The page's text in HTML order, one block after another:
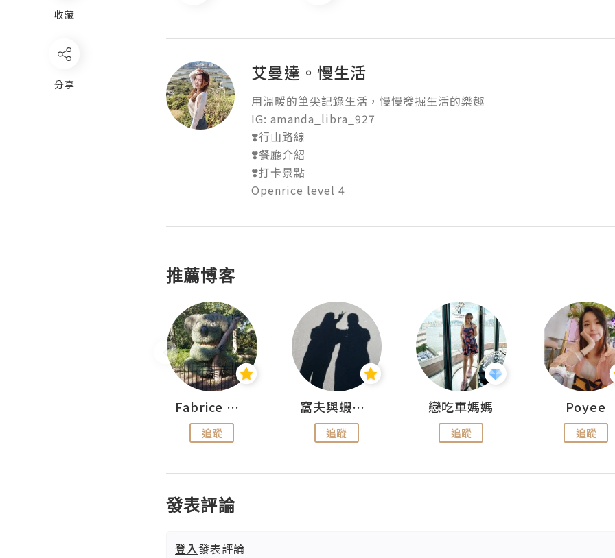
收藏
分享
艾曼達。慢生活
用溫暖的筆尖記錄生活，慢慢發掘生活的樂趣
IG: amanda_libra_927
❣️行山路線
❣️餐廳介紹
❣️打卡景點
Openrice level 4
推薦博客
Fabrice 嚐味
追蹤
窩夫與蝦子餅
追蹤
戀吃車媽媽
追蹤
Poyee
追蹤
發表評論
登入發表評論